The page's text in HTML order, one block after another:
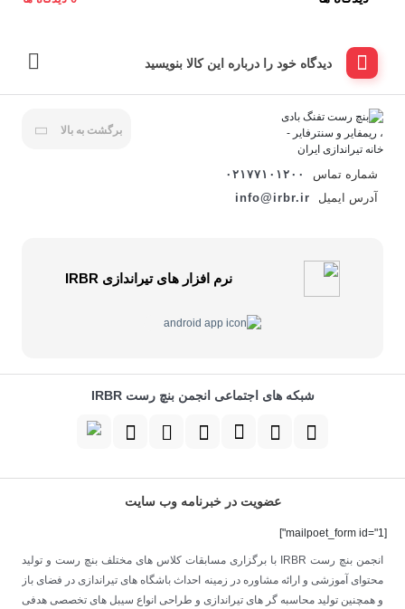
دیدگاه خود را درباره این کالا بنویسید
برگشت به بالا
شماره تماس
۰۲۱۷۷۱۰۱۲۰۰
آدرس ایمیل
info@irbr.ir
نرم افزار های تیراندازی IRBR
شبکه های اجتماعی انجمن بنچ رست IRBR
عضویت در خبرنامه وب سایت
[mailpoet_form id="1"]
انجمن بنچ رست IRBR با برگزاری مسابقات کلاس های مختلف بنچ رست و تولید
محتوای آموزشی و ارائه مشاوره در زمینه احداث باشگاه های تیراندازی در فضای باز
و همچنین تولید محاسبه گر های تیراندازی و طراحی انواع سیبل های تخصصی هدفی